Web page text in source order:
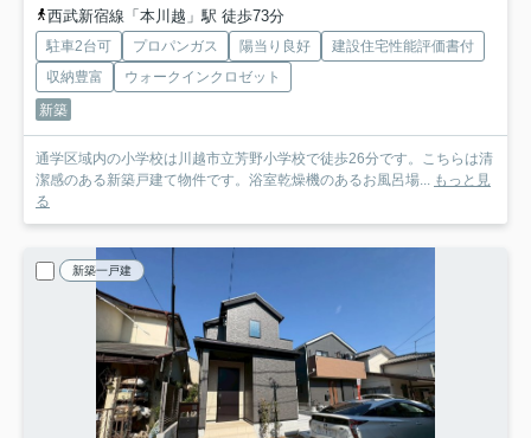
西武新宿線「本川越」駅 徒歩73分
駐車2台可 プロパンガス 陽当り良好
建設住宅性能評価書付
収納豊富
ウォークインクロゼット
新築
通学区域内の小学校は川越市立芳野小学校で徒歩26分です。こちらは清
潔感のある新築戸建て物件です。浴室乾燥機のあるお風呂場... もっと見
る
新築一戸建